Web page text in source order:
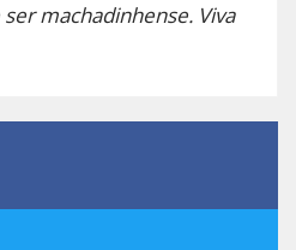
machadinhense. Viva